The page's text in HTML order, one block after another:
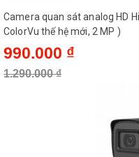
Camera quan sát analog HD
ColorVu thế hệ mới, 2 MP )
990.000 ₫
1.290.000 ₫